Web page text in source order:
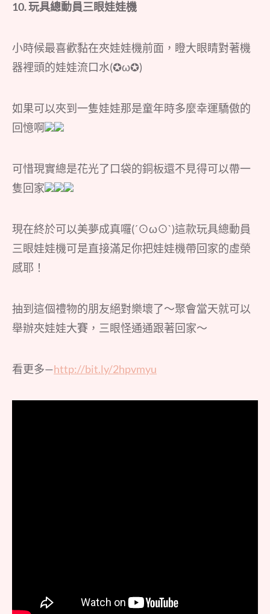
10.玩具總動員三眼娃娃機
小時候最喜歡黏在夾娃娃機前面，瞪大眼睛對著機
器裡頭的娃娃流口水(✪ω✪)
如果可以夾到一隻娃娃那是童年時多麼幸運驕傲的
回憶啊
可惜現實總是花光了口袋的銅板還不見得可以帶一
隻回家
現在終於可以美夢成真囉(´⊙ω⊙`)這款玩具總動員
三眼娃娃機可是直接滿足你把娃娃機帶回家的虛榮
感耶！
抽到這個禮物的朋友絕對樂壞了～聚會當天就可以
舉辦夾娃娃大賽，三眼怪通通跟著回家～
看更多—http://bit.ly/2hpvmyu